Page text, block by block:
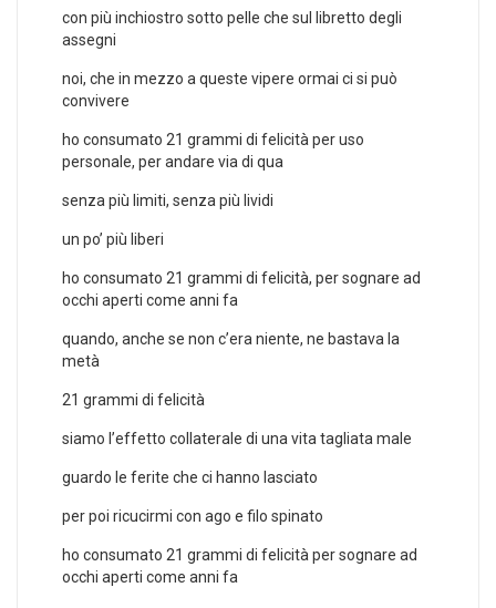
con più inchiostro sotto pelle che sul libretto degli
assegni
noi, che in mezzo a queste vipere ormai ci si può
convivere
ho consumato 21 grammi di felicità per uso
personale, per andare via di qua
senza più limiti, senza più lividi
un po’ più liberi
ho consumato 21 grammi di felicità, per sognare ad
occhi aperti come anni fa
quando, anche se non c’era niente, ne bastava la
metà
21 grammi di felicità
siamo l’effetto collaterale di una vita tagliata male
guardo le ferite che ci hanno lasciato
per poi ricucirmi con ago e filo spinato
ho consumato 21 grammi di felicità per sognare ad
occhi aperti come anni fa